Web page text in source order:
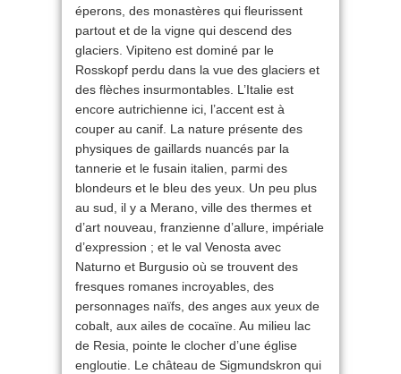
éperons, des monastères qui fleurissent
partout et de la vigne qui descend des
glaciers. Vipiteno est dominé par le
Rosskopf perdu dans la vue des glaciers et
des flèches insurmontables. L’Italie est
encore autrichienne ici, l’accent est à
couper au canif. La nature présente des
physiques de gaillards nuancés par la
tannerie et le fusain italien, parmi des
blondeurs et le bleu des yeux. Un peu plus
au sud, il y a Merano, ville des thermes et
d’art nouveau, franzienne d’allure, impériale
d’expression ; et le val Venosta avec
Naturno et Burgusio où se trouvent des
fresques romanes incroyables, des
personnages naïfs, des anges aux yeux de
cobalt, aux ailes de cocaïne. Au milieu lac
de Resia, pointe le clocher d’une église
engloutie. Le château de Sigmundskron qui